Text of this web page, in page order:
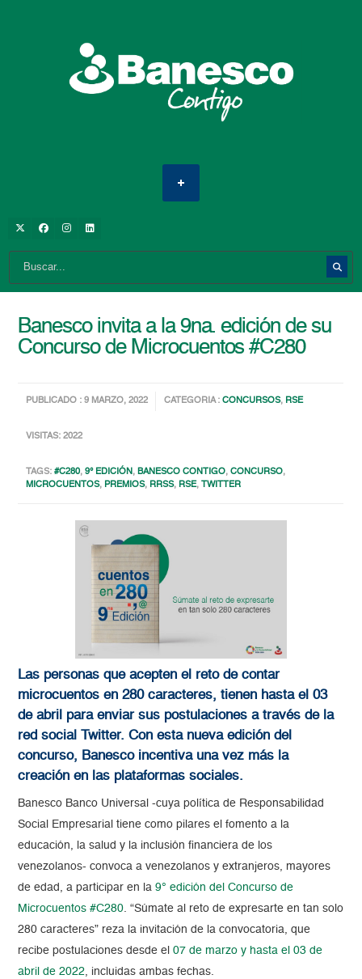
Banesco invita a la 9na. edición de su
Concurso de Microcuentos #C280
PUBLICADO : 9 MARZO, 2022 CATEGORIA :CONCURSOS, RSE
VISITAS: 2022
TAGS:#C280,9° EDICIÓN,BANESCO CONTIGO,CONCURSO,
MICROCUENTOS, PREMIOS, RRSS, RSE, TWITTER
Las personas que acepten el reto de contar
microcuentos en 280 caracteres, tienen hasta el 03
de abril para enviar sus postulaciones a través de la
red social Twitter. Con esta nueva edición del
concurso, Banesco incentiva una vez más la
creación en las plataformas sociales.
Banesco Banco Universal -cuya política de Responsabilidad
Social Empresarial tiene como pilares el fomento a la
educación, la salud y la inclusión financiera de los
venezolanos- convoca a venezolanos y extranjeros, mayores
de edad, a participar en la9° edición del Concurso de
Microcuentos #C280. “Súmate al reto de expresarte en tan solo
280 caracteres” reza la invitación de la convocatoria, que
recibe postulaciones desde el07 de marzo y hasta el 03 de
abril de 2022, incluidas ambas fechas.